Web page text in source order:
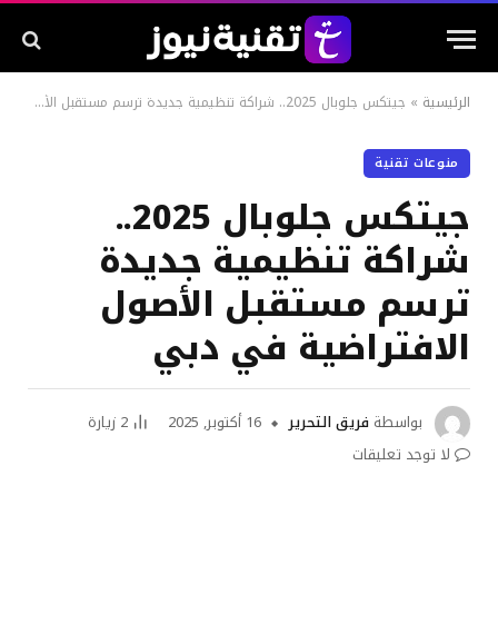
الرئيسية » جيتكس جلوبال 2025.. شراكة تنظيمية جديدة ترسم مستقبل الأصول الافتراضية في دبي
منوعات تقنية
جيتكس جلوبال 2025..
شراكة تنظيمية جديدة
ترسم مستقبل الأصول
الافتراضية في دبي
بواسطة فريق التحرير 16 أكتوبر, 2025 2 زيارة
لا توجد تعليقات